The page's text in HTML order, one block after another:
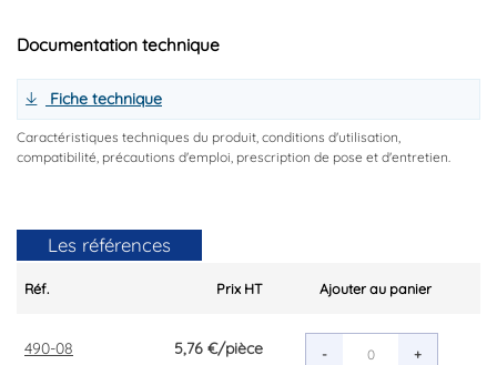
Documentation technique
Fiche technique
Caractéristiques techniques du produit, conditions d'utilisation,
compatibilité, précautions d'emploi, prescription de pose et d'entretien.
Les références
Réf. Prix HT Ajouter au panier
490-08 5,76 €/pièce - +